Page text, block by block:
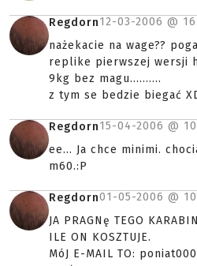
Regdorn12-03-2006 @
nażekacie na wage??
replike pierwszej wersji
9kg bez magu..........
z tym se bedzie biegać
Regdorn15-04-2006 @
ee... Ja chce minimi.
m60.:P
Regdorn01-05-2006 @
JA PRAGNę TEGO
ILE ON KOSZTUJE.
MóJ E-MAIL TO: